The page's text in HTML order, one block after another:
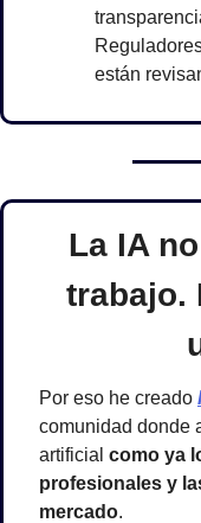
están
La IA
trabajo.
Por eso he creado
comunidad donde
artificial como ya
profesionales y
mercado.